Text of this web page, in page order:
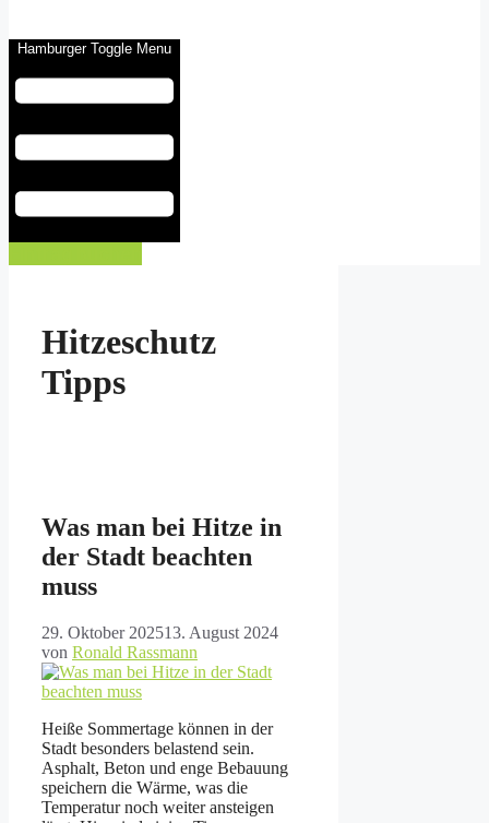
Hamburger Toggle Menu
Hitzeschutz
Tipps
Was man bei Hitze in
der Stadt beachten
muss
29. Oktober 202513. August 2024
von Ronald Rassmann
Heiße Sommertage können in der
Stadt besonders belastend sein.
Asphalt, Beton und enge Bebauung
speichern die Wärme, was die
Temperatur noch weiter ansteigen